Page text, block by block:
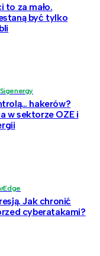
to za mało.
być tylko
hakerów?
w sektorze OZE i
Jak chronić
cyberatakami?